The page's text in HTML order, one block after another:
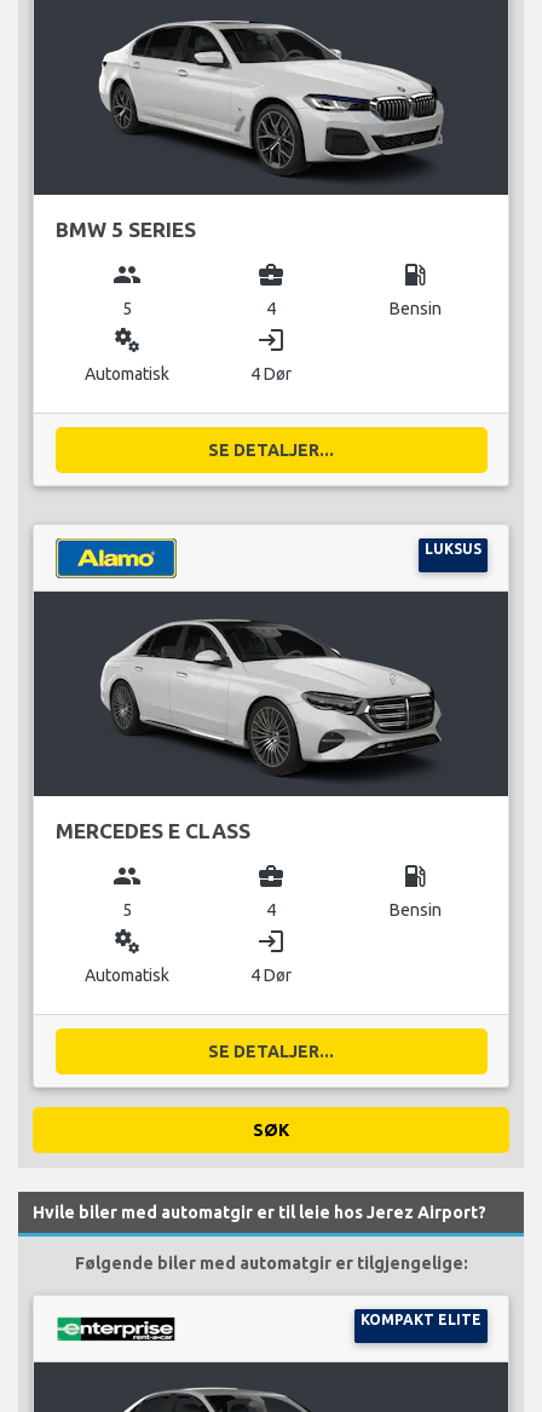
BMW 5 SERIES
group
5
business_center
4
local_gas_station
Bensin
miscellaneous_services
Automatisk
login
4 Dør
SE DETALJER...
LUKSUS
MERCEDES E CLASS
group
5
business_center
4
local_gas_station
Bensin
miscellaneous_services
Automatisk
login
4 Dør
SE DETALJER...
SØK
Hvile biler med automatgir er til leie hos Jerez Airport?
Følgende biler med automatgir er tilgjengelige:
KOMPAKT ELITE